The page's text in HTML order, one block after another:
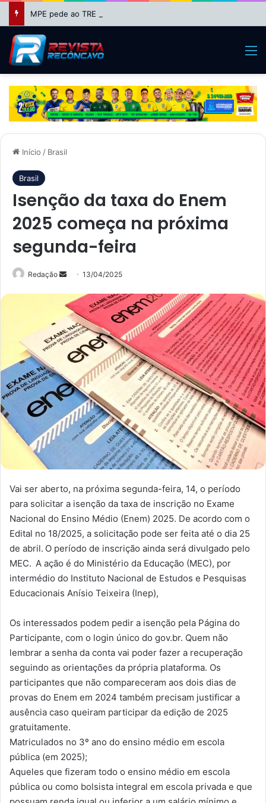
Início / Brasil
Brasil
Isenção da taxa do Enem
2025 começa na próxima
segunda-feira
Redação
Mande
e-
mail
13/04/2025
Vai ser aberto, na próxima segunda-feira, 14, o período
para solicitar a isenção da taxa de inscrição no Exame
Nacional do Ensino Médio (Enem) 2025. De acordo com o
Edital no 18/2025, a solicitação pode ser feita até o dia 25
de abril. O período de inscrição ainda será divulgado pelo
MEC. A ação é do Ministério da Educação (MEC), por
intermédio do Instituto Nacional de Estudos e Pesquisas
Educacionais Anísio Teixeira (Inep),
Os interessados podem pedir a isenção pela Página do
Participante, com o login único do gov.br. Quem não
lembrar a senha da conta vai poder fazer a recuperação
seguindo as orientações da própria plataforma. Os
participantes que não compareceram aos dois dias de
provas do Enem em 2024 também precisam justificar a
ausência caso queiram participar da edição de 2025
gratuitamente.
Matriculados no 3º ano do ensino médio em escola
pública (em 2025);
Aqueles que fizeram todo o ensino médio em escola
pública ou como bolsista integral em escola privada e que